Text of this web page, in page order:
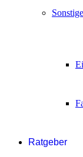
Sonstige
Ratgeber